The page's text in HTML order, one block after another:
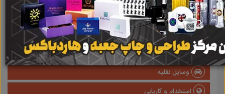
املاک
صنعتی
پزشکی و سلامت
وسایل نقلیه
استخدام و کاریابی